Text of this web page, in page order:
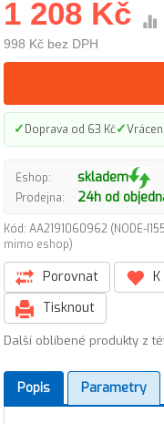
1 208 Kč
998 Kč bez DPH
✓Doprava od 63 Kč✓
Eshop: skladem
Prodejna: 24h od
Kód: AA2191060962 (NODE-
mimo eshop)
Porovnat
Tisknout
Další oblíbené produkty z
Popis Parametry